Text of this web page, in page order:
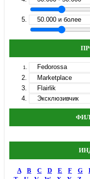
50.000 и более
Fedorossa
Marketplace
Flairlik
Эксклюзивчик
A B C D E F G